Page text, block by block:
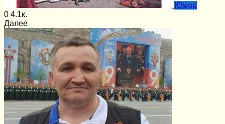
Юмор
0 4.1к.
Далее